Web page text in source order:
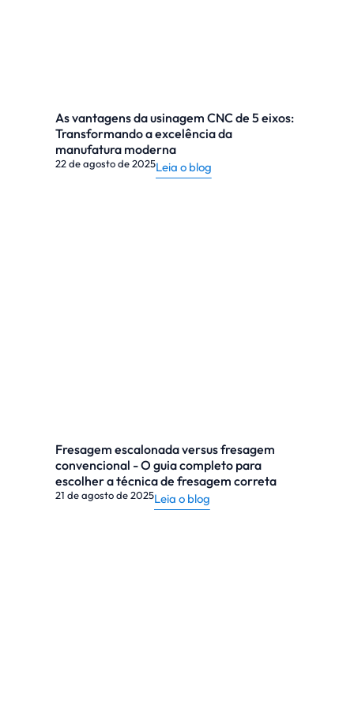
As vantagens da usinagem CNC de 5 eixos:
Transformando a excelência da
manufatura moderna
22 de agosto de 2025Leia o blog
Fresagem escalonada versus fresagem
convencional - O guia completo para
escolher a técnica de fresagem correta
21 de agosto de 2025Leia o blog